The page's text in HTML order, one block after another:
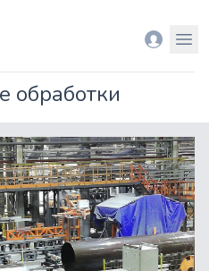
Вход
обработки